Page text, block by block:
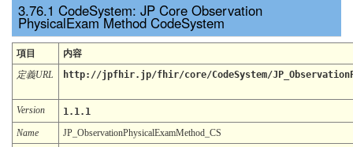
CodeSystem: JP Core Observation
PhysicalExam Method CodeSystem
項目
内容
定義URL
http://jpfhir.jp/fhir/core/CodeSystem/
Version
1.1.1
Name
JP_ObservationPhysicalExamMethod_CS